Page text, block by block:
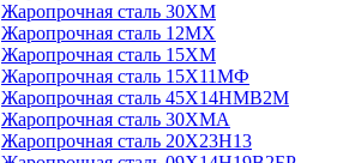
Жаропрочная сталь 30ХМ
Жаропрочная сталь 12МХ
Жаропрочная сталь 15ХМ
Жаропрочная сталь 15Х11МФ
Жаропрочная сталь 45Х14НМВ2М
Жаропрочная сталь 30ХМА
Жаропрочная сталь 20Х23Н13